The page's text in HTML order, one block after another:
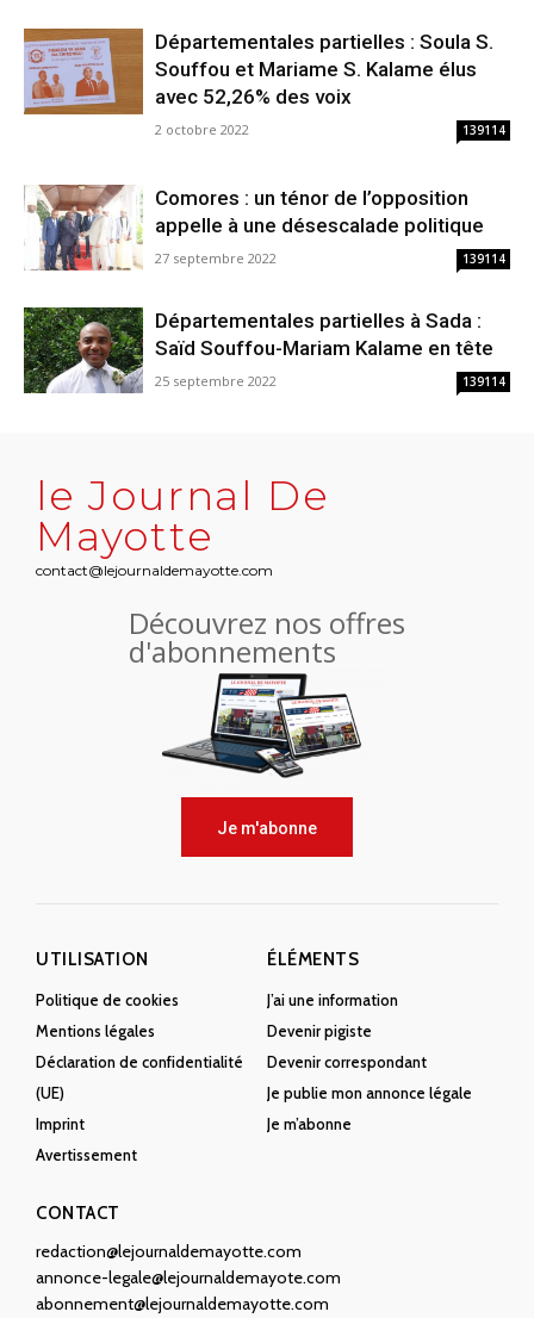
Départementales partielles : Soula S.
Souffou et Mariame S. Kalame élus
avec 52,26% des voix
2 octobre 2022 139114
Comores : un ténor de l’opposition
appelle à une désescalade politique
27 septembre 2022 139114
Départementales partielles à Sada :
Saïd Souffou-Mariam Kalame en tête
25 septembre 2022 139114
le Journal De
Mayotte
contact@lejournaldemayotte.com
Découvrez nos offres
d'abonnements
Je m'abonne
UTILISATION
Politique de cookies
Mentions légales
Déclaration de confidentialité
(UE)
Imprint
Avertissement
ÉLÉMENTS
J’ai une information
Devenir pigiste
Devenir correspondant
Je publie mon annonce légale
Je m’abonne
CONTACT
redaction@lejournaldemayotte.com
annonce-legale@lejournaldemayote.com
abonnement@lejournaldemayotte.com